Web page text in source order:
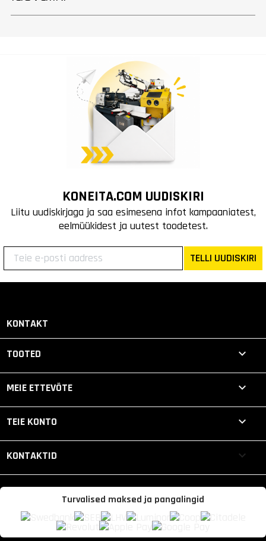
KONEITA.COM UUDISKIRI
Liitu uudiskirjaga ja saa esimesena infot kampaaniatest,
eelmüükidest ja uutest toodetest.
TELLI UUDISKIRI
KONTAKT
TOOTED 
MEIE ETTEVÕTE 
TEIE KONTO 
KONTAKTID keyboard_arrow_down
Turvalised maksed ja pangalingid